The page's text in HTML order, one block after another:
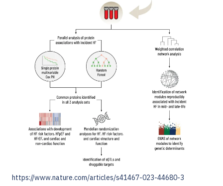
https://www.nature.com/articles/s41467-023-44680-3